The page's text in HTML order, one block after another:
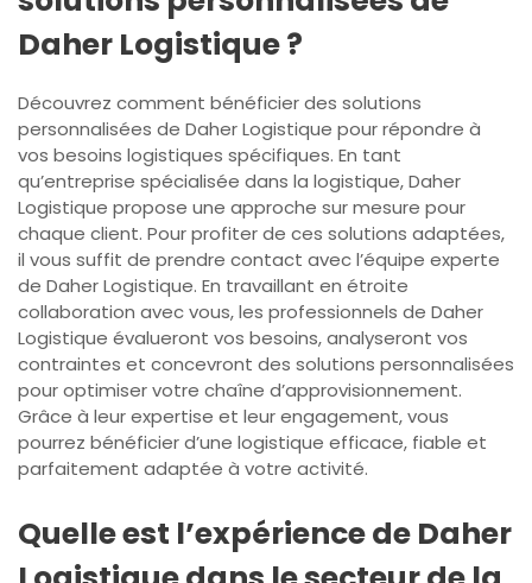
Daher Logistique ?
Découvrez comment bénéficier des solutions
personnalisées de Daher Logistique pour répondre à
vos besoins logistiques spécifiques. En tant
qu’entreprise spécialisée dans la logistique, Daher
Logistique propose une approche sur mesure pour
chaque client. Pour profiter de ces solutions adaptées,
il vous suffit de prendre contact avec l’équipe experte
de Daher Logistique. En travaillant en étroite
collaboration avec vous, les professionnels de Daher
Logistique évalueront vos besoins, analyseront vos
contraintes et concevront des solutions personnalisées
pour optimiser votre chaîne d’approvisionnement.
Grâce à leur expertise et leur engagement, vous
pourrez bénéficier d’une logistique efficace, fiable et
parfaitement adaptée à votre activité.
Quelle est l’expérience de Daher